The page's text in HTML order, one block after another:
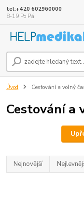
tel:+420 602960000
8-19 Po Pá
Úvod Cestování a volný
Cestování a
Nejnovější